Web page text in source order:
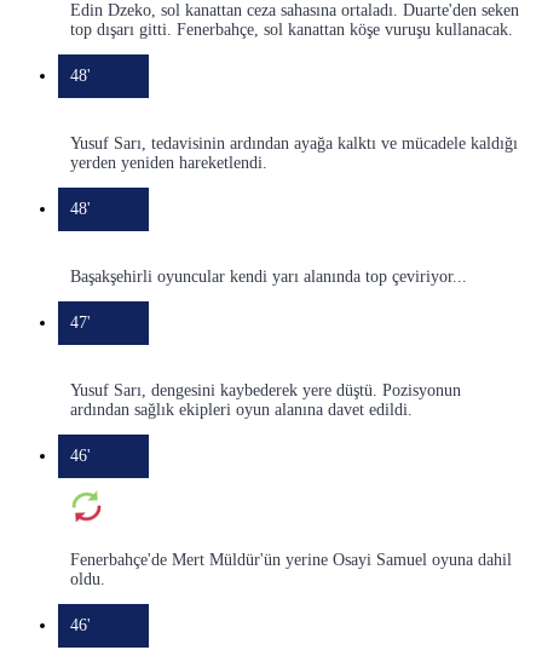
Edin Dzeko, sol kanattan ceza sahasına ortaladı. Duarte'den seken
top dışarı gitti. Fenerbahçe, sol kanattan köşe vuruşu kullanacak.
48'
Yusuf Sarı, tedavisinin ardından ayağa kalktı ve mücadele kaldığı
yerden yeniden hareketlendi.
48'
Başakşehirli oyuncular kendi yarı alanında top çeviriyor...
47'
Yusuf Sarı, dengesini kaybederek yere düştü. Pozisyonun
ardından sağlık ekipleri oyun alanına davet edildi.
46'
Fenerbahçe'de Mert Müldür'ün yerine Osayi Samuel oyuna dahil
oldu.
46'